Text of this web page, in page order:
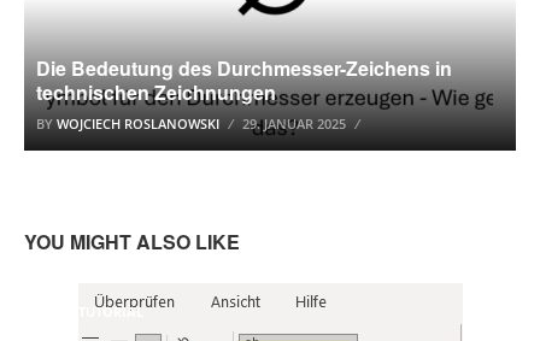
Die Bedeutung des Durchmesser-Zeichens in
technischen Zeichnungen
BY WOJCIECH ROSLANOWSKI 29. JANUAR 2025
YOU MIGHT ALSO LIKE
EXCEL TUTORIAL